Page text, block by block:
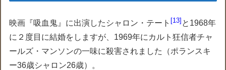
映画『吸血鬼』に出演したシャロン・テート 13 と1968年
に２度目に結婚をしますが、1969年にカルト狂信者チャ
ールズ・マンソンの一味に殺害されました（ポランスキ
ー36歳シャロン26歳）。